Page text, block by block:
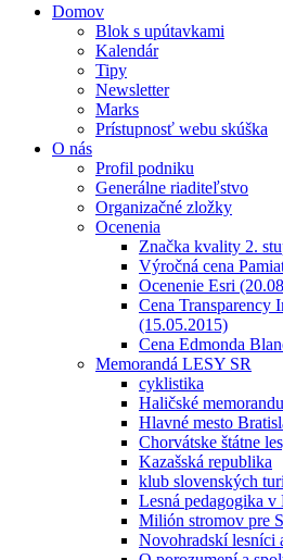
Domov
Blok s upútavkami
Kalendár
Tipy
Newsletter
Marks
Prístupnosť webu skúška
O nás
Profil podniku
Generálne riaditeľstvo
Organizačné zložky
Ocenenia
Značka kvality 2.
Výročná cena
Ocenenie Esri
Cena Transparency
(15.05.2015)
Cena Edmonda
Memorandá LESY SR
cyklistika
Haličské
Hlavné mesto
Chorvátske štátne
Kazašská republika
klub slovenských
Lesná pedagogika
Milión stromov pre
Novohradskí